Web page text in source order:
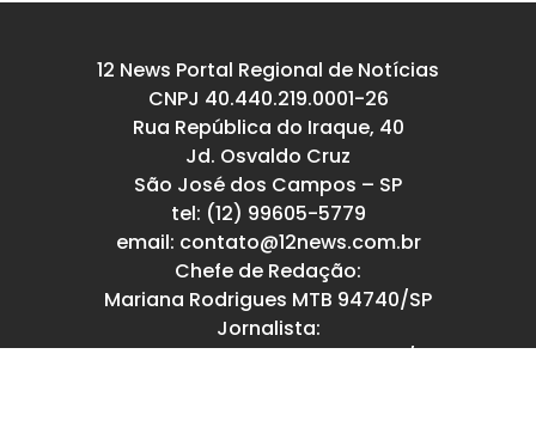
12 News Portal Regional de Notícias
CNPJ 40.440.219.0001-26
Rua República do Iraque, 40
Jd. Osvaldo Cruz
São José dos Campos – SP
tel: (12) 99605-5779
email: contato@12news.com.br
Chefe de Redação:
Mariana Rodrigues MTB 94740/SP
Jornalista:
Francisco Leandro – MTB 93780/SP